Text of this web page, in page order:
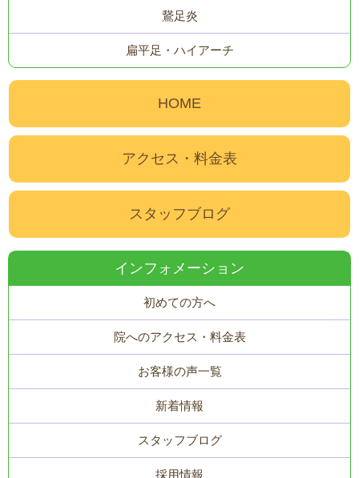
鵞足炎
扁平足・ハイアーチ
HOME
アクセス・料金表
スタッフブログ
インフォメーション
初めての方へ
院へのアクセス・料金表
お客様の声一覧
新着情報
スタッフブログ
採用情報